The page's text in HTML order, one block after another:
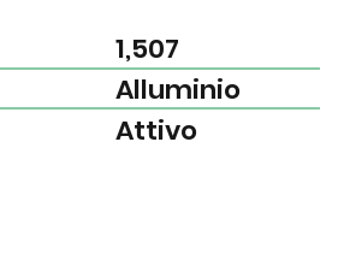
1,507
Alluminio
Attivo